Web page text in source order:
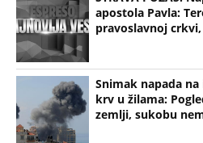
pravoslavnoj crkvi,
Snimak napada
krv u žilama:
zemlji, sukobu